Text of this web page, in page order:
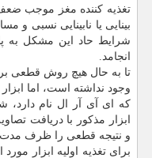
تغذیه كننده مغز موجب
بینایی یا نابینایی نسبی و
شرایط حاد این مشكل
انجامد.
تا به حال هیچ روش قطعی
وجود نداشته است، اما
كه ای آی آر ال نام دارد،
ابزار مذكور با دریافت
و نتیجه قطعی را ظرف مدت
برای تغذیه اولیه ابزار